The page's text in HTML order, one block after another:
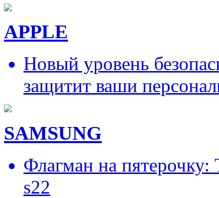
APPLE
Новый уровень
защитит ваши
SAMSUNG
Флагман на
s22